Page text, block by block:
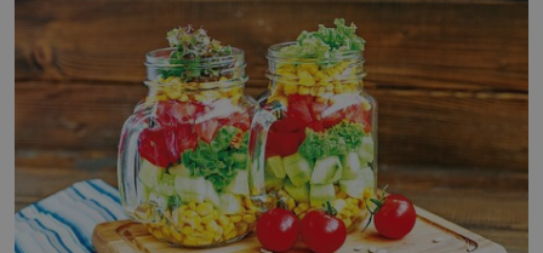
dobře zachovalá, přičítají odborníci zdejším klimatickým
podmínkám. Sucho, prosolené písky a extrémně